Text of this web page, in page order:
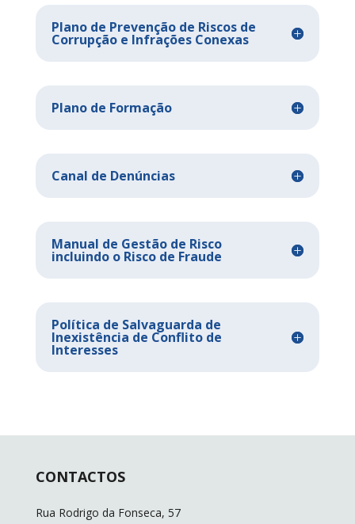
Plano de Prevenção de Riscos de
Corrupção e Infrações Conexas
Plano de Formação
Canal de Denúncias
Manual de Gestão de Risco
incluindo o Risco de Fraude
Política de Salvaguarda de
Inexistência de Conflito de
Interesses
CONTACTOS
Rua Rodrigo da Fonseca, 57